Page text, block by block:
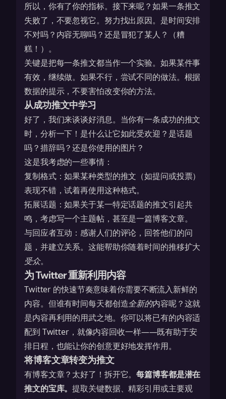
所以，你有了你的指标。接下来呢？如果一条推文
失败了，不要忽视它。努力找出原因。是时间安排
不对吗？内容无聊吗？还是冒犯了某人？（糟
糕！）。
关键是把每一条推文都当作一个实验。如果某件事
有效，继续做。如果不行，尝试不同的做法。根据
数据的提示，不要害怕改变你的方法。
从成功推文中学习
好了，我们来谈谈好消息。当你有一条成功的推文
时，分析一下！是什么让它如此受欢迎？是话题
吗？措辞吗？还是你使用的图片？
这是我考虑的一些事情：
复制格式：如果某种类型的推文（如提问或投票）
表现不错，试着再使用这种格式。
拓展话题：如果关于某一特定话题的推文引起共
鸣，考虑写一个主题帖，甚至是一篇博客文章。
与回应者互动：感谢人们的评论，回答他们的问
题，并建立关系。这能帮助你随着时间的推移扩大
受众。
为 Twitter 重新利用内容
Twitter 的快速节奏意味着你需要不断流入新鲜的
内容。但谁有时间每天都创造全新的内容呢？这就
是内容再利用的用武之地。你可以将已有的内容适
配到 Twitter，就像内容回收一样——既有助于安
排日程，也能让你的创意更好地发挥作用。
将博客文章转变为推文
有博客文章？太好了！拆开它。每篇博客都是潜在
推文的宝库。提取关键数据、精彩引用或主要观